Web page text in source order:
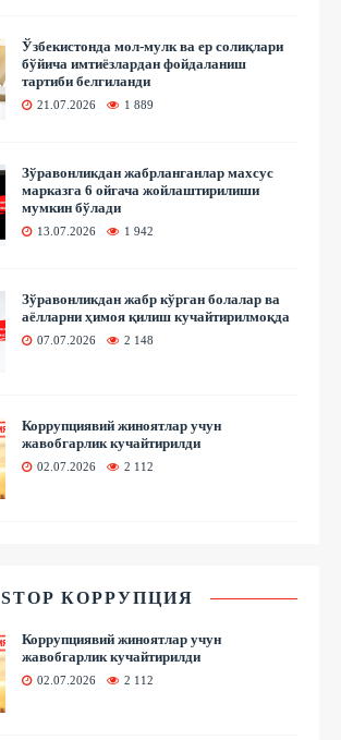
Ўзбекистонда мол-мулк ва ер солиқлари
бўйича имтиёзлардан фойдаланиш
тартиби белгиланди
21.07.2026 1 889
Зўравонликдан жабрланганлар махсус
марказга 6 ойгача жойлаштирилиши
мумкин бўлади
13.07.2026 1 942
Зўравонликдан жабр кўрган болалар ва
аёлларни ҳимоя қилиш кучайтирилмоқда
07.07.2026 2 148
Коррупциявий жиноятлар учун
жавобгарлик кучайтирилди
02.07.2026 2 112
STOP КОРРУПЦИЯ
Коррупциявий жиноятлар учун
жавобгарлик кучайтирилди
02.07.2026 2 112